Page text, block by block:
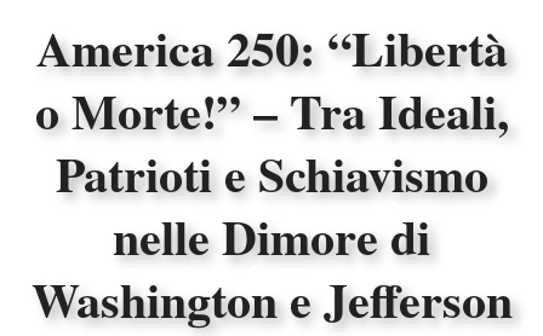
America 250: “Libertà
o Morte!” – Tra Ideali,
Patrioti e Schiavismo
nelle Dimore di
Washington e Jefferson